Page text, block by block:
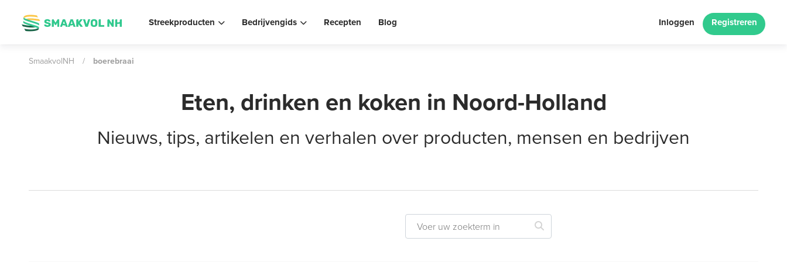
Streekproducten Bedrijvengids Recepten Blog Inloggen Registreren
SmaakvolNH / boerebraai
Eten, drinken en koken in Noord-Holland
Nieuws, tips, artikelen en verhalen over producten, mensen en bedrijven